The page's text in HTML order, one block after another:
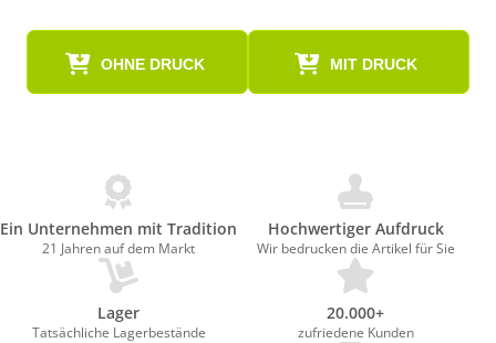
OHNE DRUCK MIT DRUCK
Ein Unternehmen mit Tradition
21 Jahren auf dem Markt
Hochwertiger Aufdruck
Wir bedrucken die Artikel für Sie
Lager
Tatsächliche Lagerbestände
20.000+
zufriedene Kunden